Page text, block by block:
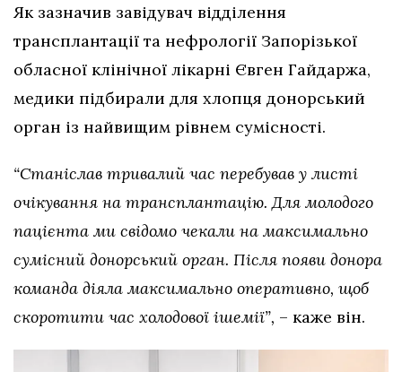
Як зазначив завідувач відділення
трансплантації та нефрології Запорізької
обласної клінічної лікарні Євген Гайдаржа,
медики підбирали для хлопця донорський
орган із найвищим рівнем сумісності.
“Станіслав тривалий час перебував у листі
очікування на трансплантацію. Для молодого
пацієнта ми свідомо чекали на максимально
сумісний донорський орган. Після появи донора
команда діяла максимально оперативно, щоб
скоротити час холодової ішемії”, – каже він.